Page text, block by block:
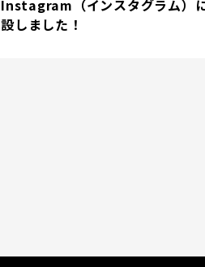
Instagram（インスタグラム）
設しました！